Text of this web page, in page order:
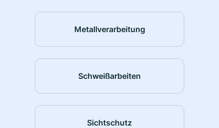
Metallverarbeitung
Schweißarbeiten
Sichtschutz